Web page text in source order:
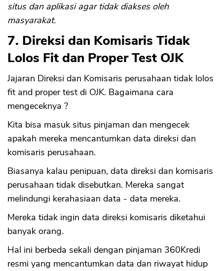
situs dan aplikasi agar tidak diakses oleh
masyarakat.
7. Direksi dan Komisaris Tidak
Lolos Fit dan Proper Test OJK
Jajaran Direksi dan Komisaris perusahaan tidak lolos
fit and proper test di OJK. Bagaimana cara
mengeceknya ?
Kita bisa masuk situs pinjaman dan mengecek
apakah mereka mencantumkan data direksi dan
komisaris perusahaan.
Biasanya kalau penipuan, data direksi dan komisaris
perusahaan tidak disebutkan. Mereka sangat
melindungi kerahasiaan data - data mereka.
Mereka tidak ingin data direksi komisaris diketahui
banyak orang.
Hal ini berbeda sekali dengan pinjaman 360Kredi
resmi yang mencantumkan data dan riwayat hidup